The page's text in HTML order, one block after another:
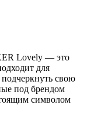
Lovely — это
для
свою
под брендом
символом